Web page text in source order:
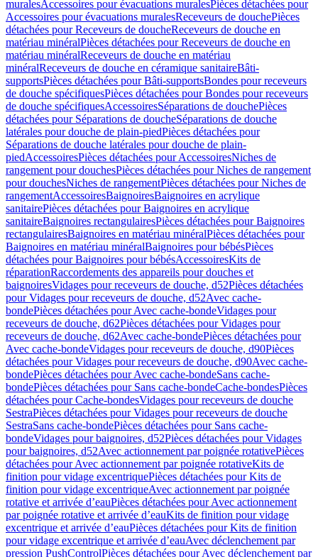
muralesAccessoires pour évacuations muralesPièces détachées pour
Accessoires pour évacuations muralesReceveurs de douchePièces
détachées pour Receveurs de doucheReceveurs de douche en
matériau minéralPièces détachées pour Receveurs de douche en
matériau minéralReceveurs de douche en matériau
minéralReceveurs de douche en céramique sanitaireBâti-
supportsPièces détachées pour Bâti-supportsBondes pour receveurs
de douche spécifiquesPièces détachées pour Bondes pour receveurs
de douche spécifiquesAccessoiresSéparations de douchePièces
détachées pour Séparations de doucheSéparations de douche
latérales pour douche de plain-piedPièces détachées pour
Séparations de douche latérales pour douche de plain-
piedAccessoiresPièces détachées pour AccessoiresNiches de
rangement pour douchesPièces détachées pour Niches de rangement
pour douchesNiches de rangementPièces détachées pour Niches de
rangementAccessoiresBaignoiresBaignoires en acrylique
sanitairePièces détachées pour Baignoires en acrylique
sanitaireBaignoires rectangulairesPièces détachées pour Baignoires
rectangulairesBaignoires en matériau minéralPièces détachées pour
Baignoires en matériau minéralBaignoires pour bébésPièces
détachées pour Baignoires pour bébésAccessoiresKits de
réparationRaccordements des appareils pour douches et
baignoiresVidages pour receveurs de douche, d52Pièces détachées
pour Vidages pour receveurs de douche, d52Avec cache-
bondePièces détachées pour Avec cache-bondeVidages pour
receveurs de douche, d62Pièces détachées pour Vidages pour
receveurs de douche, d62Avec cache-bondePièces détachées pour
Avec cache-bondeVidages pour receveurs de douche, d90Pièces
détachées pour Vidages pour receveurs de douche, d90Avec cache-
bondePièces détachées pour Avec cache-bondeSans cache-
bondePièces détachées pour Sans cache-bondeCache-bondesPièces
détachées pour Cache-bondesVidages pour receveurs de douche
SestraPièces détachées pour Vidages pour receveurs de douche
SestraSans cache-bondePièces détachées pour Sans cache-
bondeVidages pour baignoires, d52Pièces détachées pour Vidages
pour baignoires, d52Avec actionnement par poignée rotativePièces
détachées pour Avec actionnement par poignée rotativeKits de
finition pour vidage excentriquePièces détachées pour Kits de
finition pour vidage excentriqueAvec actionnement par poignée
rotative et arrivée d’eauPièces détachées pour Avec actionnement
par poignée rotative et arrivée d’eauKits de finition pour vidage
excentrique et arrivée d’eauPièces détachées pour Kits de finition
pour vidage excentrique et arrivée d’eauAvec déclenchement par
pression PushControlPièces détachées pour Avec déclenchement par